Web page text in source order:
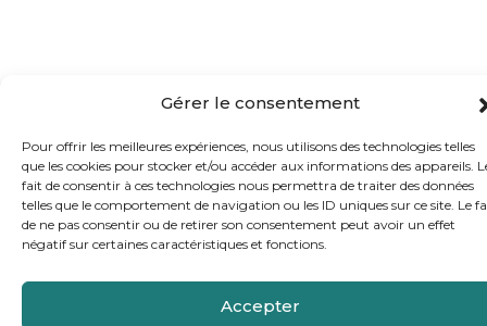
Gérer le consentement
Pour offrir les meilleures expériences, nous utilisons des technologies telles
que les cookies pour stocker et/ou accéder aux informations des appareils.
fait de consentir à ces technologies nous permettra de traiter des données
telles que le comportement de navigation ou les ID uniques sur ce site. Le
de ne pas consentir ou de retirer son consentement peut avoir un effet
négatif sur certaines caractéristiques et fonctions.
Accepter